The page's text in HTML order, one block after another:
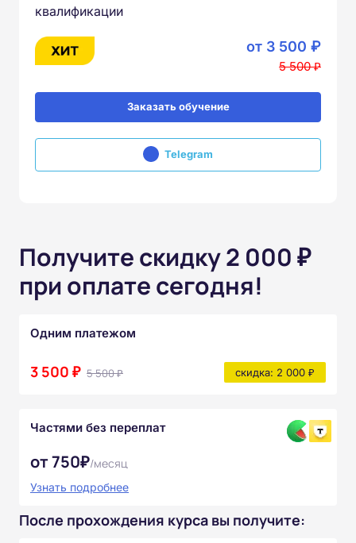
квалификации
от 3 500 ₽
5 500 ₽
Заказать обучение
Telegram
Получите скидку 2 000 ₽
при оплате сегодня!
Одним платежом
3 500 ₽ 5 500 ₽ скидка: 2 000 ₽
Частями без переплат
от 750₽/месяц
Узнать подробнее
После прохождения курса вы получите: